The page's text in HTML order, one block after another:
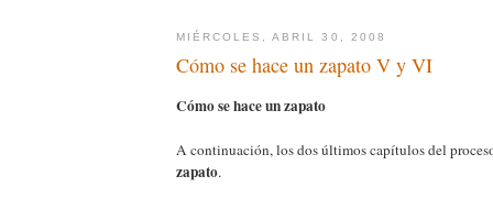
MIÉRCOLES, ABRIL 30, 2008
Cómo se hace un zapato V y VI
Cómo se hace un zapato
A continuación, los dos últimos capítulos del
zapato.